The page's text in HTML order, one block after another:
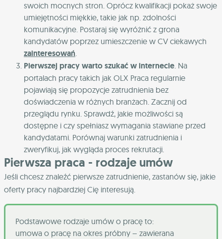
swoich mocnych stron. Oprócz kwalifikacji pokaż swoje
umiejętności miękkie, takie jak np. zdolności
komunikacyjne. Postaraj się wyróżnić z grona
kandydatów poprzez umieszczenie w CV ciekawych
zainteresowań.
Pierwszej pracy warto szukać w internecie. Na
portalach pracy takich jak OLX Praca regularnie
pojawiają się propozycje zatrudnienia bez
doświadczenia w różnych branżach. Zacznij od
przeglądu rynku. Sprawdź, jakie możliwości są
dostępne i czy spełniasz wymagania stawiane przed
kandydatami. Porównaj warunki zatrudnienia i
zweryfikuj, jak wygląda proces rekrutacji.
Pierwsza praca - rodzaje umów
Jeśli chcesz znaleźć pierwsze zatrudnienie, zastanów się, jakie
oferty pracy najbardziej Cię interesują.
Podstawowe rodzaje umów o pracę to:
umowa o pracę na okres próbny – zawierana